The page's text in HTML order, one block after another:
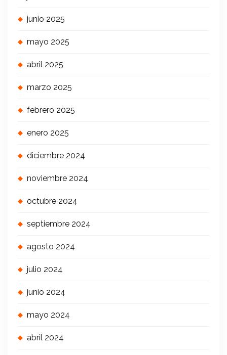
junio 2025
mayo 2025
abril 2025
marzo 2025
febrero 2025
enero 2025
diciembre 2024
noviembre 2024
octubre 2024
septiembre 2024
agosto 2024
julio 2024
junio 2024
mayo 2024
abril 2024